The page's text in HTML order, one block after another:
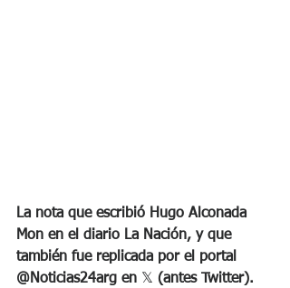
La nota que escribió Hugo Alconada
Mon en el diario La Nación, y que
también fue replicada por el portal
@Noticias24arg en 𝕏 (antes Twitter).